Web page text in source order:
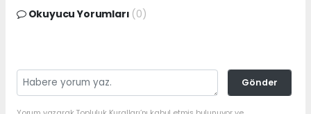
Okuyucu Yorumları (0)
Gönder